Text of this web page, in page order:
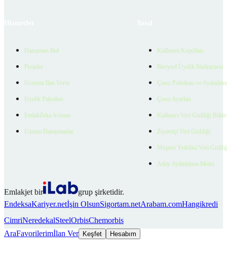
Danışman Bul
Projeler
Ücretsiz İlan Verin
Üyelik Paketleri
EmlakZeka Asistan
Uzman Danışmanlar
Kullanım Koşulları
Bireysel Üyelik Sözleşmesi
Çerez Politikası ve
Çerez Ayarları
Kullanıcı Veri Gizliliği
Ziyaretçi Veri Gizliliği
Müşteri Yetkilisi Veri
Aday Aydınlatma Metni
Emlakjet bir
grup şirketidir.
EndeksaKariyer.netİşin OlsunSigortam.netArabam.comHangikredi
CimriNeredekalSteelOrbisChemorbis
AraFavorilerimİlan Ver Keşfet Hesabım